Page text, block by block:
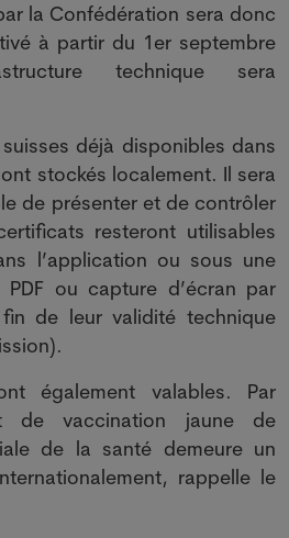
la Confédération sera donc
à partir du 1er septembre
technique sera
déjà disponibles dans
stockés localement. Il sera
de présenter et de contrôler
resteront utilisables
l’application ou sous une
ou capture d’écran par
fin de leur validité technique
également valables. Par
de vaccination jaune de
de la santé demeure un
rappelle le